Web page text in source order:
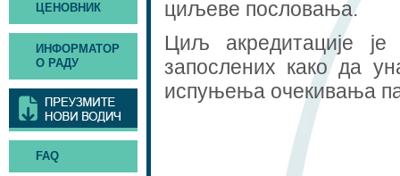
ЦЕНОВНИК
ИНФОРМАТОР
О РАДУ
FAQ
циљеве пословања.
Циљ акредитације
запослених како да
испуњења очекивања